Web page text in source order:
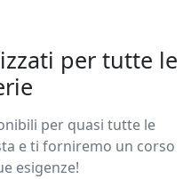
per tutte le
per quasi tutte le
e ti forniremo un corso
esigenze!